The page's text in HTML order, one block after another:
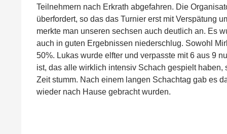
Teilnehmern nach Erkrath abgefahren. Die
überfordert, so das das Turnier erst mit Verspätung
merkte man unseren sechsen auch deutlich an. Es
auch in guten Ergebnissen niederschlug. Sowohl
50%. Lukas wurde elfter und verpasste mit 6 aus 9
ist, das alle wirklich intensiv Schach gespielt
Zeit stumm. Nach einem langen Schachtag gab es
wieder nach Hause gebracht wurden.